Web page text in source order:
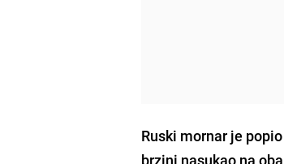
Ruski mornar je
brzini nasukao na